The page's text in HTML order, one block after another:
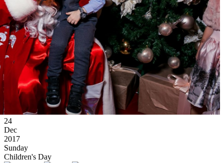
24
Dec
2017
Sunday
Children's Day